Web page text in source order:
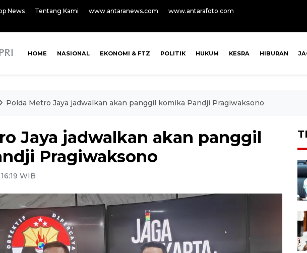
News Tentang Kami www.antaranews.com
www.antarafoto.com
HOME NASIONAL EKONOMI & FTZ POLITIK HUKUM KESRA HIBURAN
Polda Metro Jaya jadwalkan akan panggil komika Pandji Pragiwaksono
Jaya jadwalkan akan panggil
Pragiwaksono
WIB